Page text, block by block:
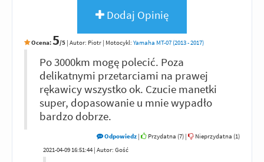
Dodaj Opinię
Ocena:5/5 | Autor: Piotr | Motocykl: Yamaha MT-07 (2013 - 2017)
Po 3000km mogę polecić. Poza
delikatnymi przetarciami na prawej
rękawicy wszystko ok. Czucie manetki
super, dopasowanie u mnie wypadło
bardzo dobrze.
Odpowiedz | Przydatna (7) | Nieprzydatna (1)
2021-04-09 16:51:44 | Autor: Gość